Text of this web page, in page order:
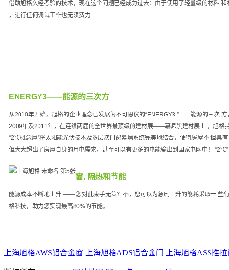
借助旭格久经考验的技术，现在这个问题已经成为过去：由于使用了轻量级的材料
，进行任何调试工作也无须费力
ENERGY3——能源的三次方
从2010年开始，旭格的企业理念已发展为不可思议的“ENERGY3 ”——能源的三次 方
2009年及2011年，在连续两届的全世界最顶级的建材展——慕尼黑建材展上 ，旭格
“2℃概念屋”将太阳能光伏技术及多层次门窗幕墙系统完美地结合，使得房屋不 但具
但大大超出了房屋自身的用电需求，甚至可以有更多的电能输出到国家电网中！
窗, 隔热和节能
能源成本不断地上升 —— 您对此束手无策？不，您可以为急剧上升的能耗采取一 些
格科技，助力您实现最高80%的节能。
上海旭格AWS铝合金窗 上海旭格ADS铝合金门 上海旭格ASS推拉